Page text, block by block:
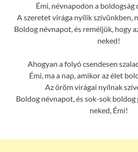
Émi, névnapodon a boldogság
A szeretet virága nyílik szívünkben,
Boldog névnapot, és reméljük, hogy
neked!
Ahogyan a folyó csendesen
Émi, ma a nap, amikor az élet
Az öröm virágai nyílnak
Boldog névnapot, és sok-sok
neked, Émi!